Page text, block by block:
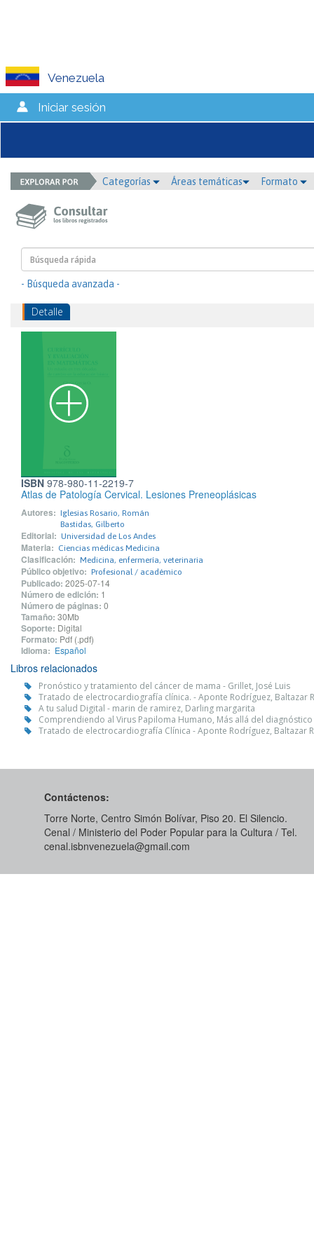
Venezuela
Iniciar sesión
Categorías Áreas temáticas Formato
- Búsqueda avanzada -
Detalle
ISBN 978-980-11-2219-7
Atlas de Patología Cervical. Lesiones Preneoplásicas
Autores: Iglesias Rosario, Román
Bastidas, Gilberto
Editorial: Universidad de Los Andes
Materia: Ciencias médicas Medicina
Clasificación: Medicina, enfermería, veterinaria
Público objetivo: Profesional / académico
Publicado: 2025-07-14
Número de edición: 1
Número de páginas: 0
Tamaño: 30Mb
Soporte: Digital
Formato: Pdf (.pdf)
Idioma: Español
Libros relacionados
Pronóstico y tratamiento del cáncer de mama - Grillet, José Luis
Tratado de electrocardiografía clínica. - Aponte Rodríguez, Baltazar
A tu salud Digital - marin de ramirez, Darling margarita
Comprendiendo al Virus Papiloma Humano, Más allá del diagnóstico
Tratado de electrocardiografía Clínica - Aponte Rodríguez, Baltazar
Contáctenos:
Torre Norte, Centro Simón Bolívar, Piso 20. El Silencio.
Cenal / Ministerio del Poder Popular para la Cultura / Tel.
cenal.isbnvenezuela@gmail.com